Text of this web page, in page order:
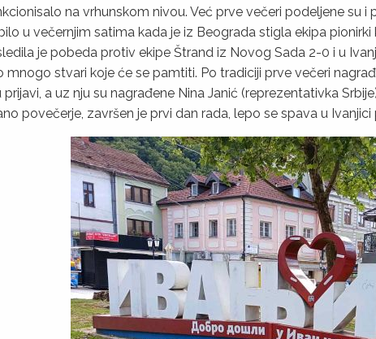
na vrhunskom nivou. Već prve večeri podeljene
u večernjim satima kada je iz Beograda stigla ekipa
je pobeda protiv ekipe Štrand iz Novog Sada 2-0 i u
mnogo stvari koje će se pamtiti. Po tradiciji prve večeri
a uz nju su nagrađene Nina Janić (reprezentativka
povečerje, završen je prvi dan rada, lepo se spava u